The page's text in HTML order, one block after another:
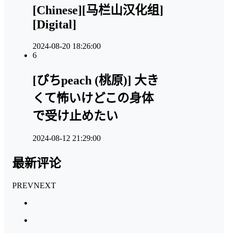
[Chinese][马栏山汉化组]
[Digital]
2024-08-20 18:26:00
6
[ぴちpeach (桃原)] 大き
くて怖いけどこの身体
で受け止めたい
2024-08-12 21:29:00
最新评论
PREVNEXT